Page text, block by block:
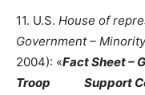
11. U.S. House of
Government –
2004): «Fact Sheet –
Troop